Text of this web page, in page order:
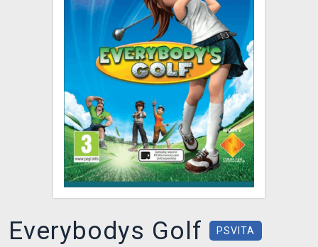
PRODEJNY
TCG & BOARDGAME HUB
VÝKUP HER (BAZAR)
Everybodys Golf PSVITA